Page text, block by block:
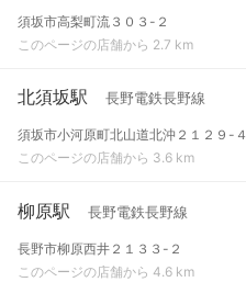
須坂市高梨町流３０３-２
このページの店舗から 2.7 km
北須坂駅 長野電鉄長野線
須坂市小河原町北山道北沖２１２９-４
このページの店舗から 3.6 km
柳原駅 長野電鉄長野線
長野市柳原西井２１３３-２
このページの店舗から 4.6 km